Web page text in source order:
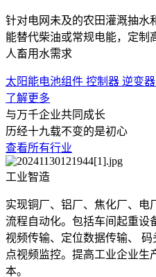
针对电网未及的农田灌溉抽水
能替代柴油或常规电能，定制
人畜用水需求
太阳能电池组件 控制器 逆变器
了解更多
与万千企业共同成长
历经十九载不变的是初心
查看所有行业
工业智造
实现铜厂、铝厂、焦化厂、电
流程自动化。包括车间起重设
视频传输、定位数据传输、
点视频监控。提高工业企业生
本。